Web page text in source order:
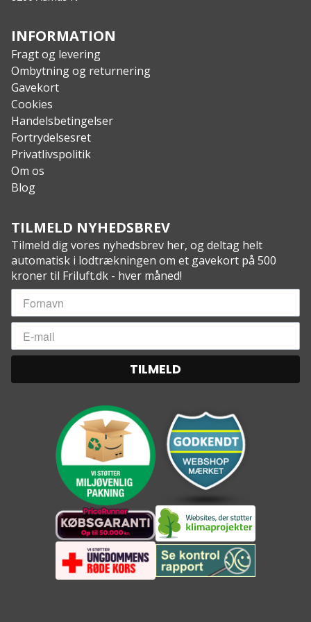
INFORMATION
Fragt og levering
Ombytning og returnering
Gavekort
Cookies
Handelsbetingelser
Fortrydelsesret
Privatlivspolitik
Om os
Blog
TILMELD NYHEDSBREV
Tilmeld dig vores nyhedsbrev her, og deltag helt
automatisk i lodtrækningen om et gavekort på 500
kroner til Friluft.dk - hver måned!
TILMELD